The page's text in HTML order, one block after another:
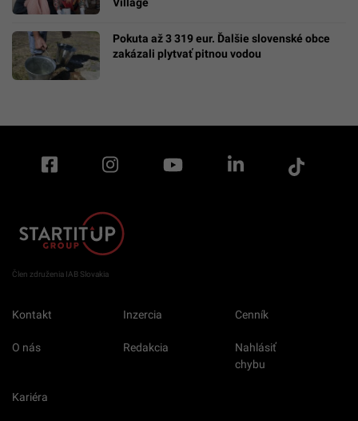
Pokuta až 3 319 eur. Ďalšie slovenské obce
zakázali plytvať pitnou vodou
Člen združenia IAB Slovakia
Kontakt Inzercia Cenník
O nás Redakcia
Nahlásiť
chybu
Kariéra